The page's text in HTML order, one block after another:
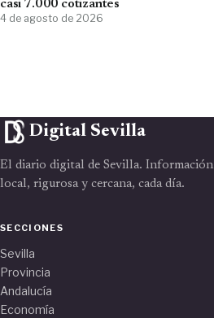
casi 7.000 cotizantes
4 de agosto de 2026
Digital Sevilla
El diario digital de Sevilla. Información
local, rigurosa y cercana, cada día.
SECCIONES
Sevilla
Provincia
Andalucía
Economía